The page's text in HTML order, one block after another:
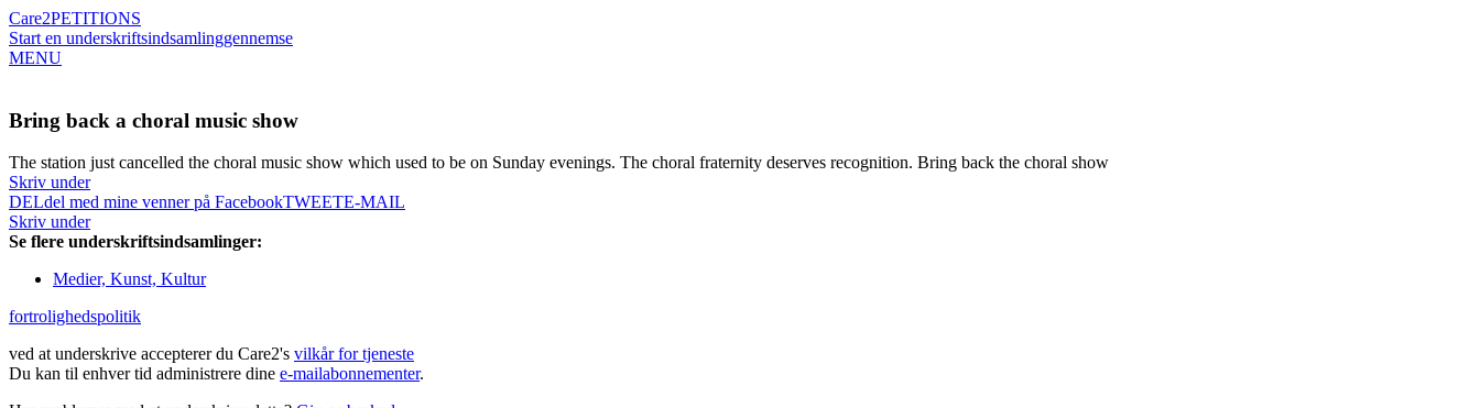
Care2PETITIONS
Start en underskriftsindsamlinggennemse
MENU
Bring back a choral music show
The station just cancelled the choral music show which used to be on Sunday evenings. The choral fraternity deserves recognition. Bring back the choral show
Skriv under
DELdel med mine venner på FacebookTWEETE-MAIL
Skriv under
Se flere underskriftsindsamlinger:
Medier, Kunst, Kultur
fortrolighedspolitik
ved at underskrive accepterer du Care2's vilkår for tjeneste
Du kan til enhver tid administrere dine e-mailabonnementer.